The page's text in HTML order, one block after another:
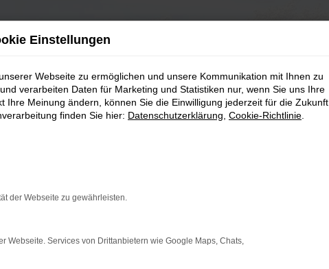
Einstellungen
Webseite zu ermöglichen und unsere Kommunikation mit Ihnen zu
verarbeiten Daten für Marketing und Statistiken nur, wenn Sie uns Ihre
Ihre Meinung ändern, können Sie die Einwilligung jederzeit für die Zukunft
finden Sie hier: Datenschutzerklärung Cookie-Richtlinie
der Webseite zu gewährleisten.
Webseite. Services von Drittanbietern wie Google Maps, Chats,